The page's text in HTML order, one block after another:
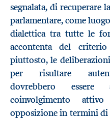
segnalata, di recuperare
parlamentare, come
dialettica tra tutte le
accontenta del
piuttosto, le
per risultare
dovrebbero
coinvolgimento
opposizione in termini